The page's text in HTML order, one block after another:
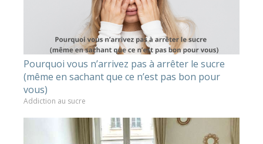
Pourquoi vous n’arrivez pas à arrêter le sucre
(même en sachant que ce n’est pas bon pour
vous)
Addiction au sucre